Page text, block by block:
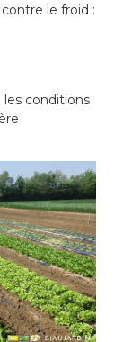
le froid :
les conditions